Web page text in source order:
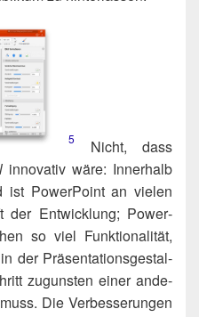
5
Nicht, dass
inno­va­tiv wäre: Inner­halb
ist Power­Point an vie­len
der Ent­wick­lung; Power­
so viel Funk­tio­na­li­tät,
der Prä­sen­ta­ti­ons­ge­stal­
zuguns­ten einer ande­
Die Ver­bes­se­run­gen